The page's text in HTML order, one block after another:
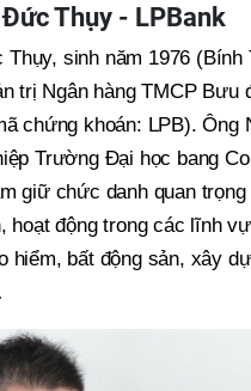
Thụy - LPBank
sinh năm 1976 (Bính
trị Ngân hàng TMCP Bưu
chứng khoán: LPB). Ông
Trường Đại học bang
giữ chức danh quan trọng
hoạt động trong các lĩnh
hiểm, bất động sản, xây